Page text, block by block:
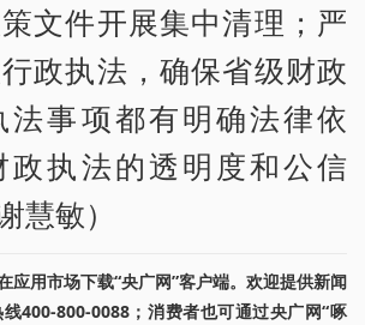
文件开展集中清理；严
政执法，确保省级财政
法事项都有明确法律依
政执法的透明度和公信
慧敏）
应用市场下载“央广网”客户端。欢迎提供新闻
400-800-0088；消费者也可通过央广网“啄